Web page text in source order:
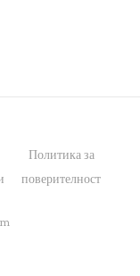
Политика за
поверителност